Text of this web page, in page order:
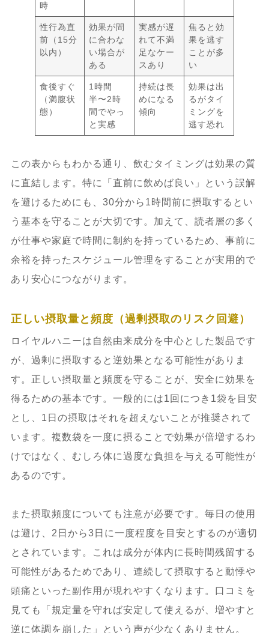
時
性行為直
前（15分
以内）
効果が間
に合わな
い場合が
ある
実感が遅
れて不満
足なケー
スあり
焦ると効
果を逃す
ことが多
い
食後すぐ
（満腹状
態）
1時間
半〜2時
間でやっ
と実感
持続は長
めになる
傾向
効果は出
るがタイ
ミングを
逃す恐れ
この表からもわかる通り、飲むタイミングは効果の質
に直結します。特に「直前に飲めば良い」という誤解
を避けるためにも、30分から1時間前に摂取するとい
う基本を守ることが大切です。加えて、読者層の多く
が仕事や家庭で時間に制約を持っているため、事前に
余裕を持ったスケジュール管理をすることが実用的で
あり安心につながります。
正しい摂取量と頻度（過剰摂取のリスク回避）
ロイヤルハニーは自然由来成分を中心とした製品です
が、過剰に摂取すると逆効果となる可能性がありま
す。正しい摂取量と頻度を守ることが、安全に効果を
得るための基本です。一般的には1回につき1袋を目安
とし、1日の摂取はそれを超えないことが推奨されて
います。複数袋を一度に摂ることで効果が倍増するわ
けではなく、むしろ体に過度な負担を与える可能性が
あるのです。
また摂取頻度についても注意が必要です。毎日の使用
は避け、2日から3日に一度程度を目安とするのが適切
とされています。これは成分が体内に長時間残留する
可能性があるためであり、連続して摂取すると動悸や
頭痛といった副作用が現れやすくなります。口コミを
見ても「規定量を守れば安定して使えるが、増やすと
逆に体調を崩した」という声が少なくありません。